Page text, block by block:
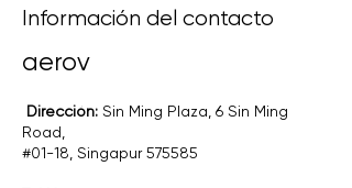
Información del contacto
aerov
Dirección: Sin Ming Plaza, 6 Sin Ming
Road,
#01-18, Singapur 575585